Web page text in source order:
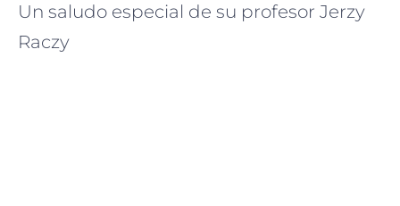
Un saludo especial de su profesor Jerzy
Raczy